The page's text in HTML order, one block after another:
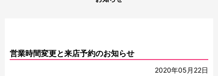
営業時間変更と来店予約のお知らせ
2020年05月22日